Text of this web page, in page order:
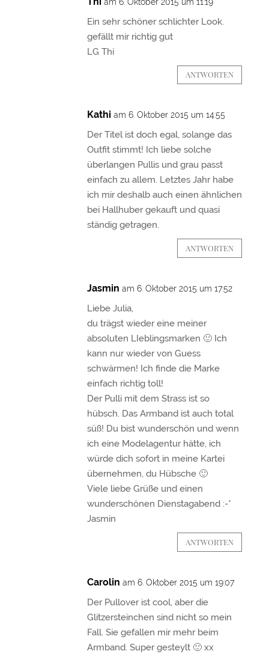
Ein sehr schöner schlichter Look.
gefällt mir richtig gut
LG Thi
ANTWORTEN
Kathi am 6. Oktober 2015 um 14:55
Der Titel ist doch egal, solange das
Outfit stimmt! Ich liebe solche
überlangen Pullis und grau passt
einfach zu allem. Letztes Jahr habe
ich mir deshalb auch einen ähnlichen
bei Hallhuber gekauft und quasi
ständig getragen.
ANTWORTEN
Jasmin am 6. Oktober 2015 um 17:52
Liebe Julia,
du trägst wieder eine meiner
absoluten LIeblingsmarken 🙂 Ich
kann nur wieder von Guess
schwärmen! Ich finde die Marke
einfach richtig toll!
Der Pulli mit dem Strass ist so
hübsch. Das Armband ist auch total
süß! Du bist wunderschön und wenn
ich eine Modelagentur hätte, ich
würde dich sofort in meine Kartei
übernehmen, du Hübsche 🙂
Viele liebe Grüße und einen
wunderschönen Dienstagabend :-*
Jasmin
ANTWORTEN
Carolin am 6. Oktober 2015 um 19:07
Der Pullover ist cool, aber die
Glitzersteinchen sind nicht so mein
Fall. Sie gefallen mir mehr beim
Armband. Super gesteylt 🙂 xx